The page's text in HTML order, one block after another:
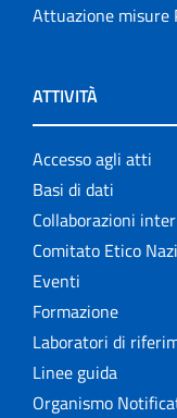
Attuazione misure
ATTIVITÀ
Accesso agli atti
Basi di dati
Collaborazioni
Comitato Etico
Eventi
Formazione
Laboratori di
Linee guida
Organismo